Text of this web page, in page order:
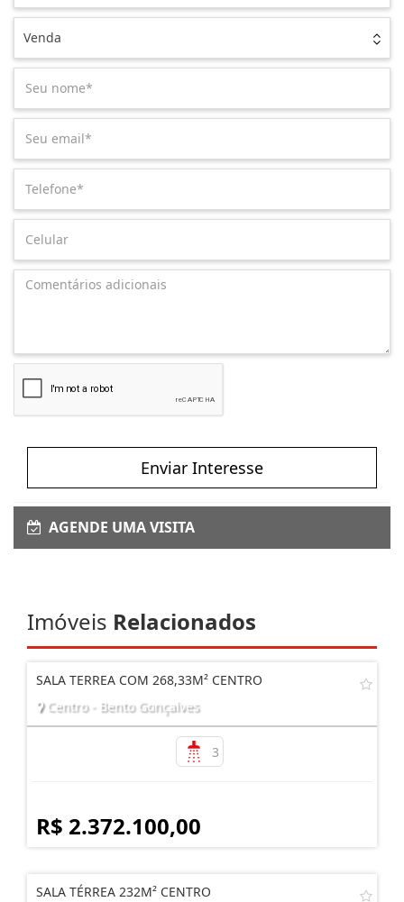
Venda
Enviar Interesse
AGENDE UMA VISITA
Imóveis Relacionados
SALA TERREA COM 268,33M² CENTRO
Centro - Bento Gonçalves
3
R$ 2.372.100,00
SALA TÉRREA 232M² CENTRO